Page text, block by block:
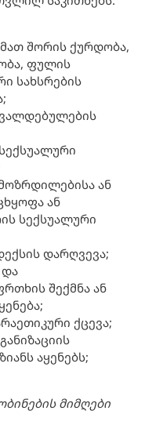
შორის ქურდობა,
ფულის
სახსრების
ან
ან
სექსუალური
დარღვევა;
შექმნა ან
ქცევა;
აყენებს;
მიმღები